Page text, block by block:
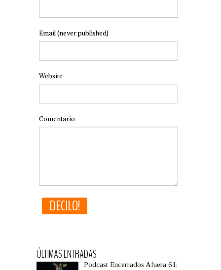
Email(never published)
Website
Comentario
ÚLTIMAS ENTRADAS
Podcast Encerrados Afuera 61: